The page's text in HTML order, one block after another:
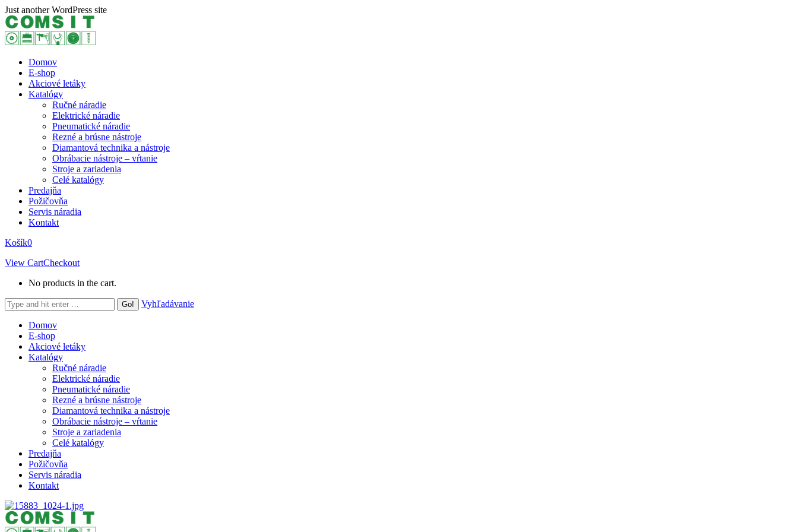
Skip
to
content
Just another WordPress site
Domov
E-shop
Akciové letáky
Katalógy
Ručné náradie
Elektrické náradie
Pneumatické náradie
Rezné a brúsne nástroje
Diamantová technika a nástroje
Obrábacie nástroje – vŕtanie
Stroje a zariadenia
Celé katalógy
Predajňa
Požičovňa
Servis náradia
Kontakt
Košík0
View CartCheckout
No products in the cart.
Search:
Vyhľadávanie
Domov
E-shop
Akciové letáky
Katalógy
Ručné náradie
Elektrické náradie
Pneumatické náradie
Rezné a brúsne nástroje
Diamantová technika a nástroje
Obrábacie nástroje – vŕtanie
Stroje a zariadenia
Celé katalógy
Predajňa
Požičovňa
Servis náradia
Kontakt